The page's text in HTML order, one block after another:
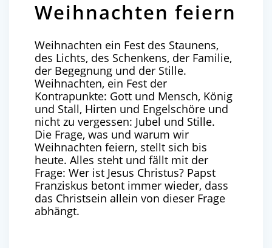
Weihnachten feiern
Weihnachten ein Fest des Staunens,
des Lichts, des Schenkens, der Familie,
der Begegnung und der Stille.
Weihnachten, ein Fest der
Kontrapunkte: Gott und Mensch, König
und Stall, Hirten und Engelschöre und
nicht zu vergessen: Jubel und Stille.
Die Frage, was und warum wir
Weihnachten feiern, stellt sich bis
heute. Alles steht und fällt mit der
Frage: Wer ist Jesus Christus? Papst
Franziskus betont immer wieder, dass
das Christsein allein von dieser Frage
abhängt.